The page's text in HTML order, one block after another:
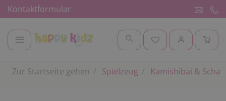
Kontaktformular
Zur Startseite gehen Spielzeug Kamishibai &